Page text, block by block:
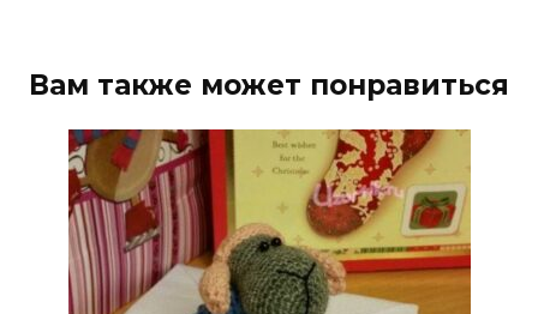
Вам также может понравиться